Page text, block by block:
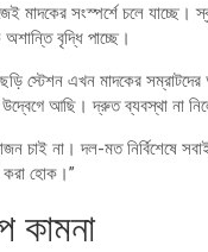
সংস্পর্শে চলে যাচ্ছে।
বৃদ্ধি পাচ্ছে।
স্টেশন এখন মাদকের
আছি। দ্রুত ব্যবস্থা না
চাই না। দল-মত নির্বিশেষে
করা হোক।”
কামনা